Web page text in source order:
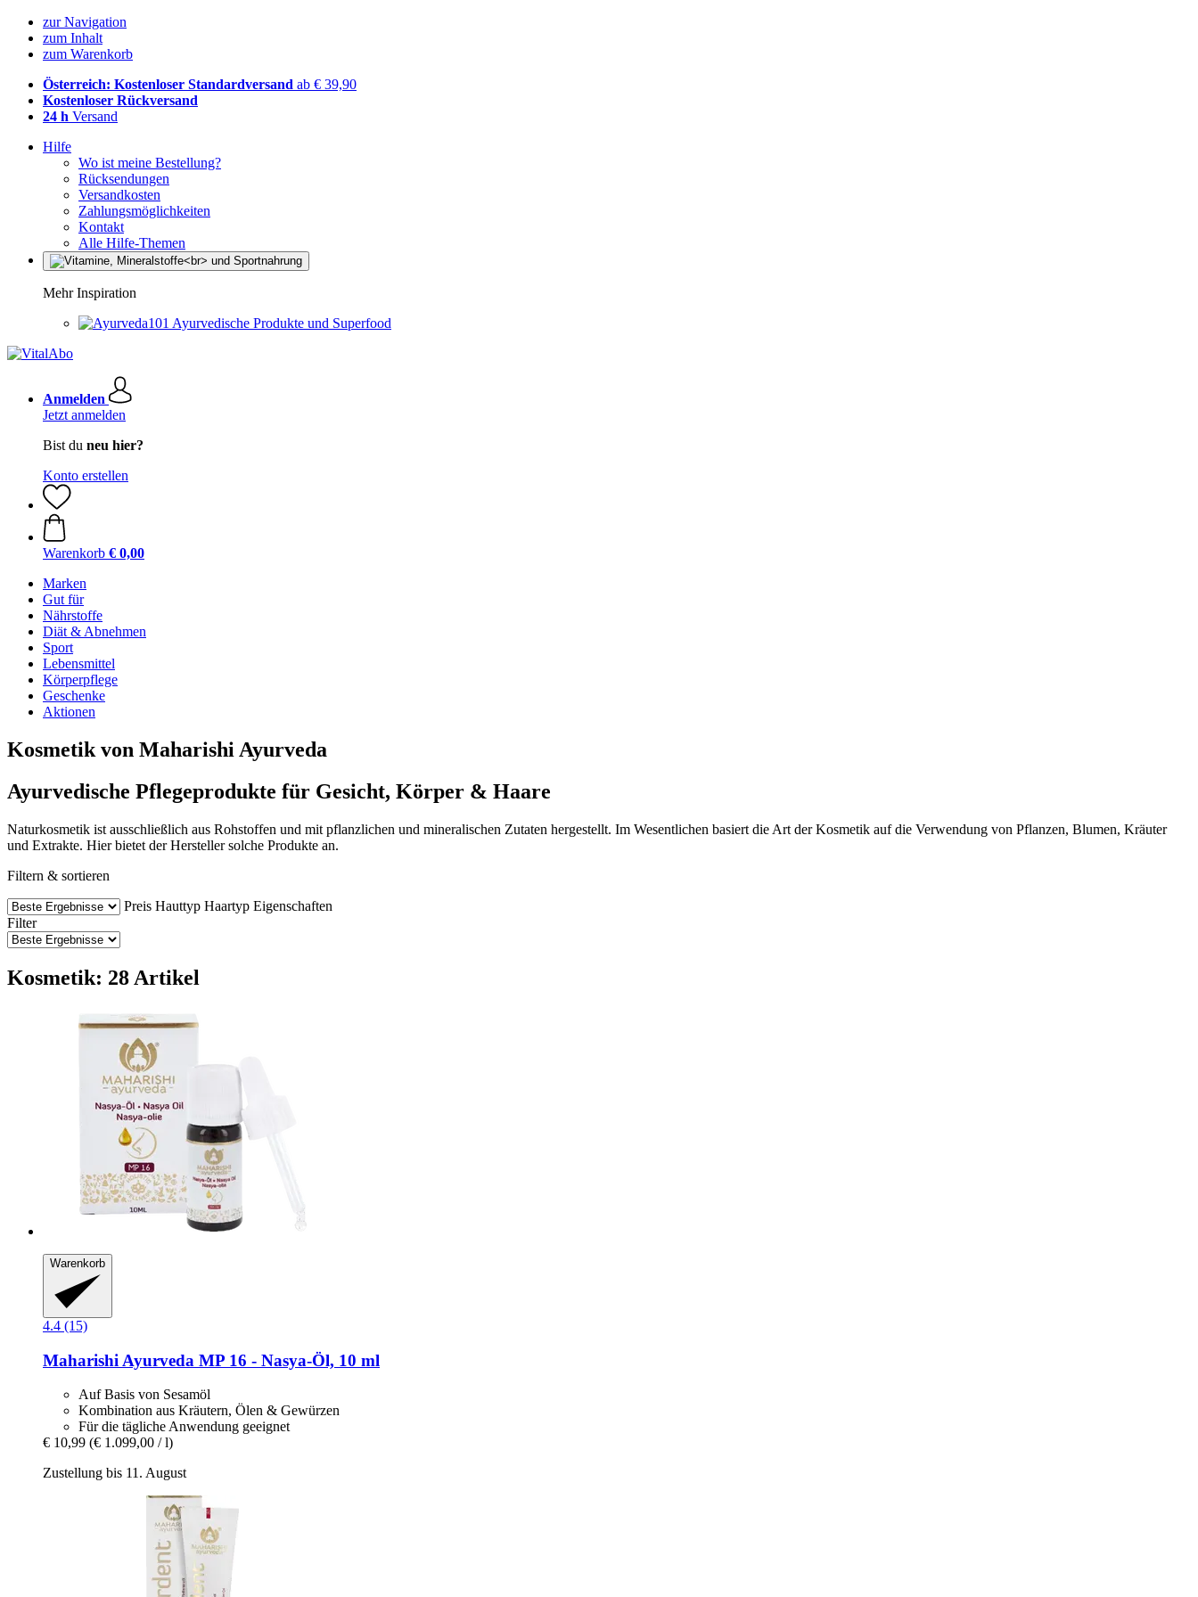
zur Navigation
zum Inhalt
zum Warenkorb
Österreich: Kostenloser Standardversand ab € 39,90
Kostenloser Rückversand
24 h Versand
Hilfe
Wo ist meine Bestellung?
Rücksendungen
Versandkosten
Zahlungsmöglichkeiten
Kontakt
Alle Hilfe-Themen
Mehr Inspiration
Ayurvedische Produkte und Superfood
Anmelden
Jetzt anmelden
Bist du neu hier?
Konto erstellen
Warenkorb € 0,00
Marken
Gut für
Nährstoffe
Diät & Abnehmen
Sport
Lebensmittel
Körperpflege
Geschenke
Aktionen
Kosmetik von Maharishi Ayurveda
Ayurvedische Pflegeprodukte für Gesicht, Körper & Haare
Naturkosmetik ist ausschließlich aus Rohstoffen und mit pflanzlichen und mineralischen Zutaten hergestellt. Im Wesentlichen basiert die Art der Kosmetik auf die Verwendung von Pflanzen, Blumen, Kräuter
und Extrakte. Hier bietet der Hersteller solche Produkte an.
Filtern & sortieren
Preis Hauttyp Haartyp Eigenschaften
Filter
Kosmetik: 28 Artikel
Warenkorb
4.4 (15)
Maharishi Ayurveda MP 16 -​ Nasya-​Öl, 10 ml
Auf Basis von Sesamöl
Kombination aus Kräutern, Ölen & Gewürzen
Für die tägliche Anwendung geeignet
€ 10,99 (€ 1.099,00 / l)
Zustellung bis 11. August